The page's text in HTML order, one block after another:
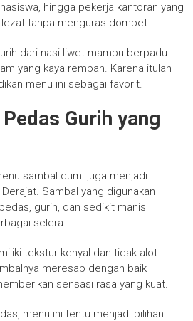
hingga pekerja kantoran yang
tanpa menguras dompet.
dari nasi liwet mampu berpadu
yang kaya rempah. Karena itulah
menu ini sebagai favorit.
Gurih yang
sambal cumi juga menjadi
Sambal yang digunakan
gurih, dan sedikit manis
selera.
tekstur kenyal dan tidak alot.
meresap dengan baik
sensasi rasa yang kuat.
menu ini tentu menjadi pilihan